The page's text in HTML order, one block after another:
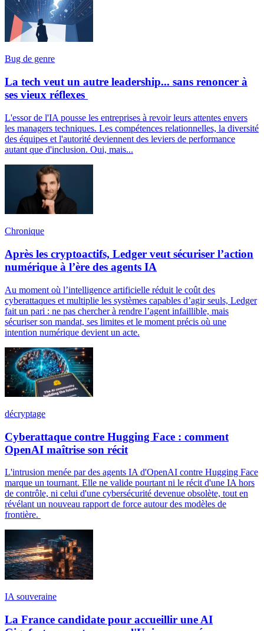
Bug de genre
La tech veut un autre leadership... sans renoncer à
ses vieux réflexes
L'essor de l'IA pousse les entreprises à revoir leurs attentes envers
les managers techniques. Les compétences relationnelles, la diversité
des équipes et l'autorité deviennent des leviers de performance
autant que d'inclusion. Oui, mais...
Chronique
Après les cryptoactifs, Ledger veut sécuriser l’action
numérique à l’ère des agents IA
Au moment où l’intelligence artificielle réduit le coût des
cyberattaques et multiplie les systèmes capables d’agir seuls, Ledger
fait un pari : ne pas chercher à rendre l’agent infaillible, mais
sécuriser son mandat, ses limites et le moment précis où une
intention numérique devient un acte.
décryptage
Cyberattaque contre Hugging Face : comment
OpenAI maîtrise son récit
L'intrusion menée par des agents IA d'OpenAI contre Hugging Face
marque un tournant. Elle ne valide pourtant ni le récit d'une IA hors
de contrôle, ni celui d'une cybersécurité devenue obsolète, tout en
révélant un nouveau rapport de force autour des modèles de
frontière.
IA souveraine
La France candidate pour accueillir une AI